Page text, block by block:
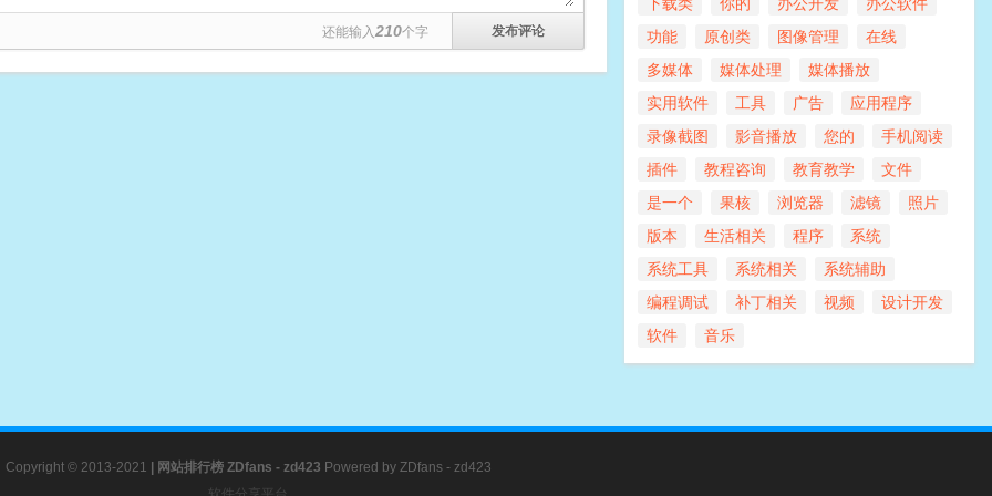
还能输入210个字
功能
原创类 图像管理
在线
多媒体
媒体处理
媒体播放
实用软件
工具 广告
应用程序
录像截图
影音播放 您的
手机阅读
插件
教程咨询 教育教学
文件
是一个
果核 浏览器 滤镜
照片
版本
生活相关 程序
系统
系统工具
系统相关
系统辅助
编程调试
补丁相关 视频
设计开发
软件
音乐
Copyright © 2013-2021 网站排行榜ZDfans - zd423 Powered by ZDfans - zd423